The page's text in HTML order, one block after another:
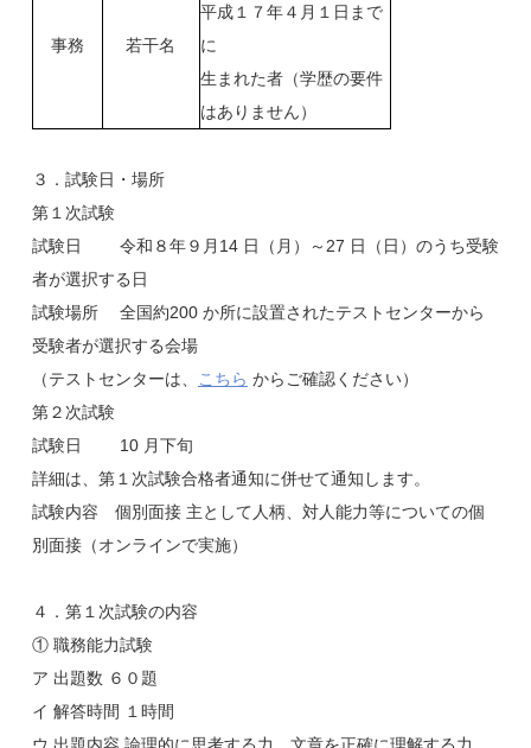
事務 若干名
平成１７年４月１日まで
に
生まれた者（学歴の要件
はありません）
３．試験日・場所
第１次試験
試験日 令和８年９月14 日（月）～27 日（日）のうち受験
者が選択する日
試験場所 全国約200 か所に設置されたテストセンターから
受験者が選択する会場
（テストセンターは、
こちら からご確認ください）
第２次試験
試験日 10 月下旬
詳細は、第１次試験合格者通知に併せて通知します。
試験内容 個別面接 主として人柄、対人能力等についての個
別面接（オンラインで実施）
４．第１次試験の内容
① 職務能力試験
ア 出題数 ６０題
イ 解答時間 １時間
ウ 出題内容 論理的に思考する力、文章を正確に理解する力、